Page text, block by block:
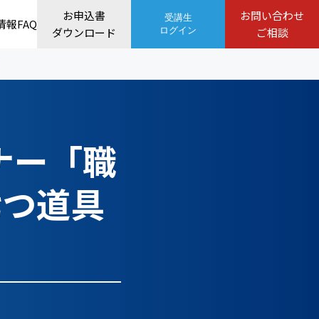
報FAQ
お申込書
ダウンロード
受講生
ログイン
お問い合わせ
ご相談
ー「職
道具